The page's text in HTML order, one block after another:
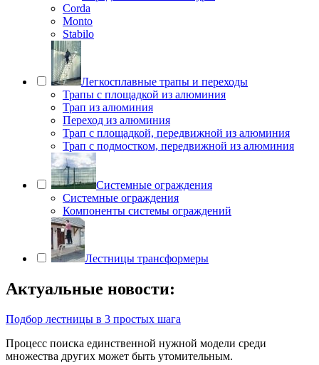
Corda
Monto
Stabilo
Легкосплавные трапы и переходы
Трапы с площадкой из алюминия
Трап из алюминия
Переход из алюминия
Трап с площадкой, передвижной из алюминия
Трап с подмостком, передвижной из алюминия
Системные ограждения
Системные ограждения
Компоненты системы ограждений
Лестницы трансформеры
Актуальные новости:
Подбор лестницы в 3 простых шага
Процесс поиска единственной нужной модели среди
множества других может быть утомительным.